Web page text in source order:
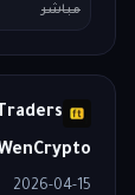
مباشر
2026-04-15